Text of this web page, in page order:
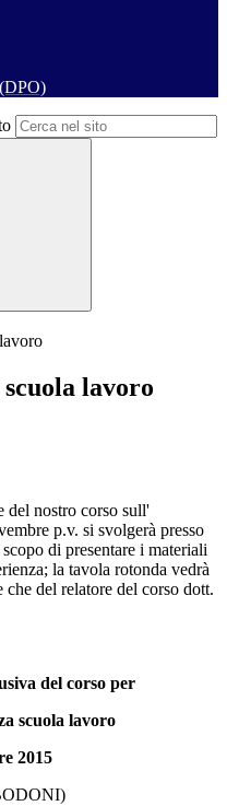
lavoro
del nostro corso sull'
p.v. si svolgerà presso
di presentare i materiali
la tavola rotonda vedrà
che del relatore del corso dott.
del corso per
scuola lavoro
2015